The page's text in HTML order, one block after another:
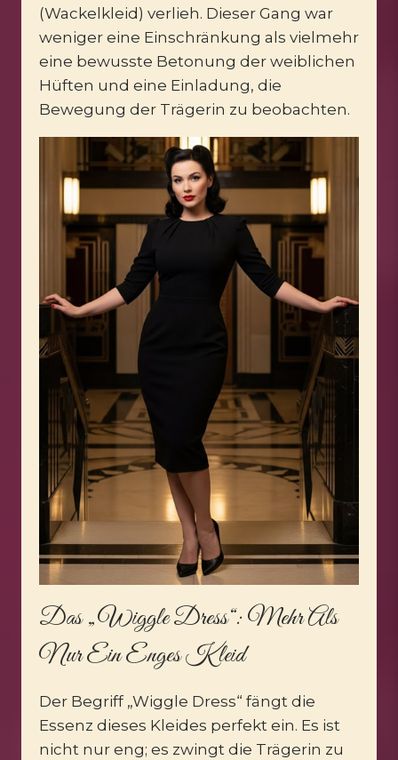
(Wackelkleid) verlieh. Dieser Gang war
weniger eine Einschränkung als vielmehr
eine bewusste Betonung der weiblichen
Hüften und eine Einladung, die
Bewegung der Trägerin zu beobachten.
Das „Wiggle Dress“: Mehr Als
Nur Ein Enges Kleid
Der Begriff „Wiggle Dress“ fängt die
Essenz dieses Kleides perfekt ein. Es ist
nicht nur eng; es zwingt die Trägerin zu